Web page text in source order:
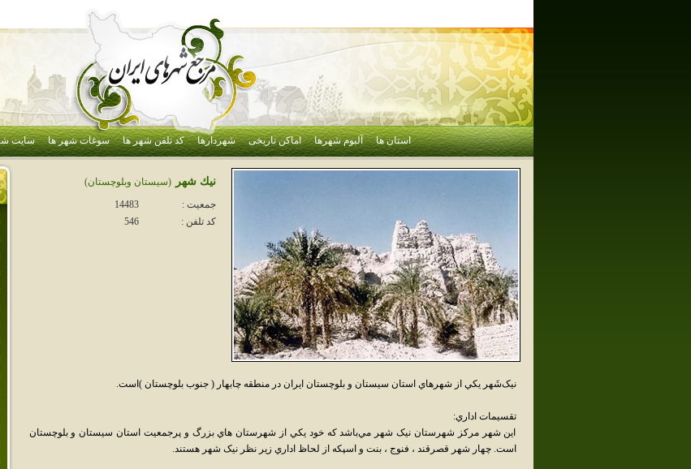
استان ها آلبوم شهرها اماکن تاریخی شهردارها کد تلفن شهر ها سوغات شهر ها سایت
نيك شهر
(سيستان وبلوچستان)
جمعیت :
14483
کد تلفن :
546
نيک‌شَهر يکي از شهرهاي استان سيستان و بلوچستان ايران در منطقه چابهار ( جنوب بلوچستان )است.
تقسيمات اداري:
اين شهر مرکز شهرستان نيک شهر مي‌باشد که خود يکي از شهرستان هاي بزرگ و پرجمعيت استان سيستان و بلوچستان
است. چهار شهر قصرقند ، فنوج ، بنت و اسپکه از لحاظ اداري زير نظر نيک شهر هستند.